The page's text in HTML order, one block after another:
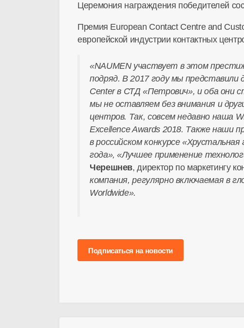
Церемония награждения победителей
Премия European Contact Centre and
европейской индустрии контактных
«NAUMEN участвует в этом
подряд. В 2017 году мы
Center в СТД «Петрович», и оба они
мы не оставляем без внимания и
центров. Так, совсем недавно наша
Excellence Awards 2018. Также наши
в российском конкурсе
года», «Лучшее применение
Черешнев, директор по маркетингу
компания, регулярно включаемая в
Worldwide».
Подписаться на новости